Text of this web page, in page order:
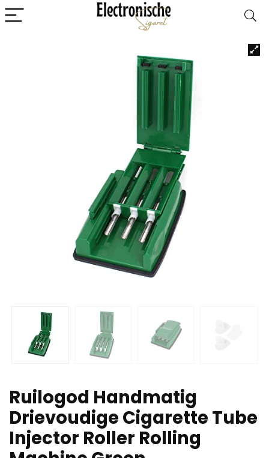
Ruilogod Handmatig
Drievoudige Cigarette Tube
Injector Roller Rolling